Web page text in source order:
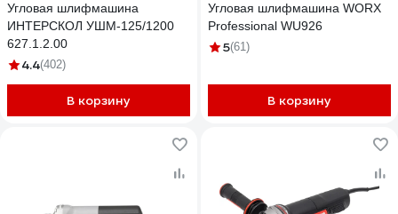
Угловая шлифмашина
ИНТЕРСКОЛ УШМ-125/1200
627.1.2.00
4.4(402)
В корзину
Угловая шлифмашина WORX
Professional WU926
5(61)
В корзину